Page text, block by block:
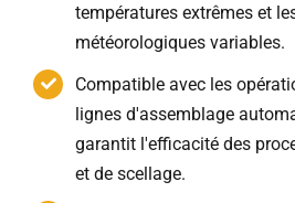
températures extrêmes et
météorologiques variables.
Compatible avec les
lignes d'assemblage
garantit l'efficacité des
et de scellage.